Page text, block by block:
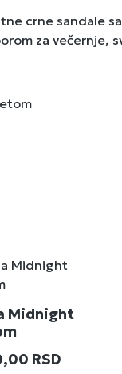
crne sandale
za večernje,
Midnight
cena:
RSD